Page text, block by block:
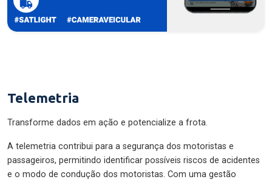
Telemetria
Transforme dados em ação e potencialize a frota.
A telemetria contribui para a segurança dos motoristas e
passageiros, permitindo identificar possíveis riscos de acidentes
e o modo de condução dos motoristas. Com uma gestão